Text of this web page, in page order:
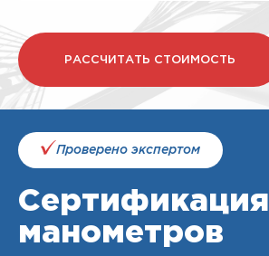
РАССЧИТАТЬ СТОИМОСТЬ
Проверено экспертом
Сертификация
манометров